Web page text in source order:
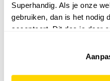
Superhandig. Als je onze
gebruiken, dan is het nodig
accepteert. Dit doe je door
website niet optimaal